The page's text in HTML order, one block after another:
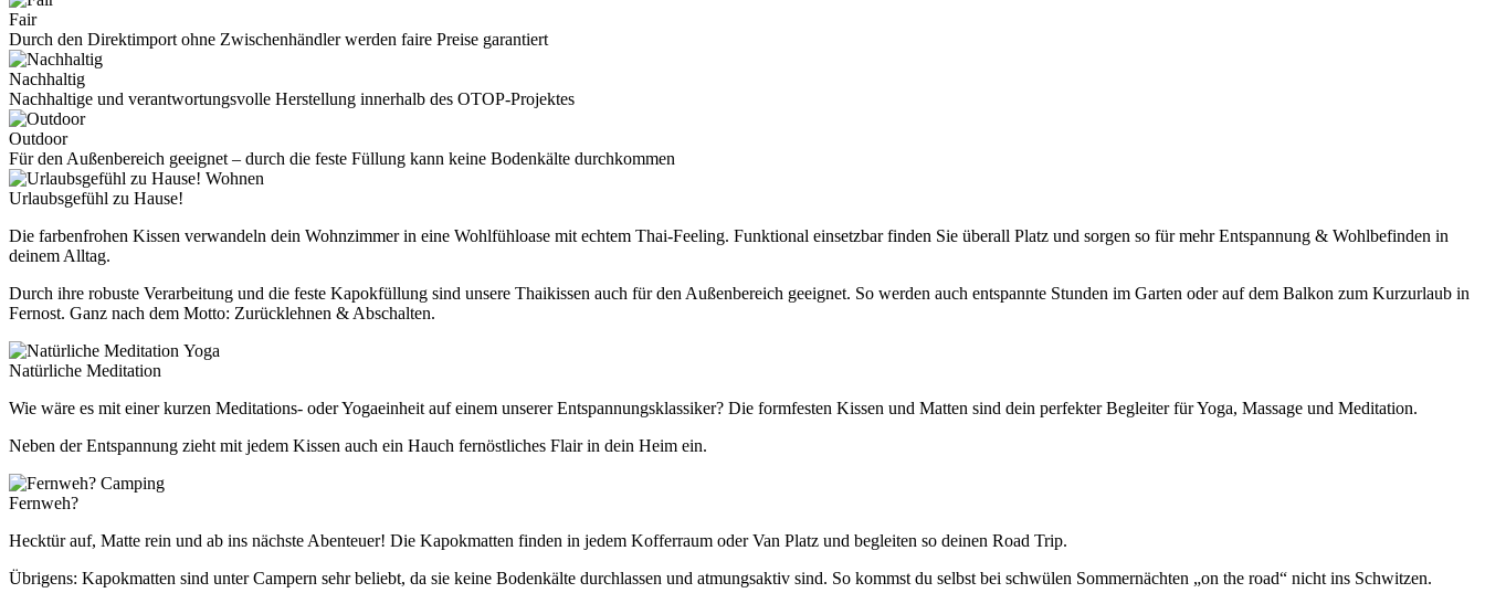
Fair
Durch den Direktimport ohne Zwischenhändler werden faire Preise garantiert
Nachhaltig
Nachhaltige und verantwortungsvolle Herstellung innerhalb des OTOP-Projektes
Outdoor
Für den Außenbereich geeignet – durch die feste Füllung kann keine Bodenkälte durchkommen
Wohnen
Urlaubsgefühl zu Hause!
Die farbenfrohen Kissen verwandeln dein Wohnzimmer in eine Wohlfühloase mit echtem Thai-Feeling. Funktional einsetzbar finden Sie überall Platz und sorgen so für mehr Entspannung & Wohlbefinden in
deinem Alltag.
Durch ihre robuste Verarbeitung und die feste Kapokfüllung sind unsere Thaikissen auch für den Außenbereich geeignet. So werden auch entspannte Stunden im Garten oder auf dem Balkon zum Kurzurlaub in
Fernost. Ganz nach dem Motto: Zurücklehnen & Abschalten.
Yoga
Natürliche Meditation
Wie wäre es mit einer kurzen Meditations- oder Yogaeinheit auf einem unserer Entspannungsklassiker? Die formfesten Kissen und Matten sind dein perfekter Begleiter für Yoga, Massage und Meditation.
Neben der Entspannung zieht mit jedem Kissen auch ein Hauch fernöstliches Flair in dein Heim ein.
Camping
Fernweh?
Hecktür auf, Matte rein und ab ins nächste Abenteuer! Die Kapokmatten finden in jedem Kofferraum oder Van Platz und begleiten so deinen Road Trip.
Übrigens: Kapokmatten sind unter Campern sehr beliebt, da sie keine Bodenkälte durchlassen und atmungsaktiv sind. So kommst du selbst bei schwülen Sommernächten „on the road“ nicht ins Schwitzen.